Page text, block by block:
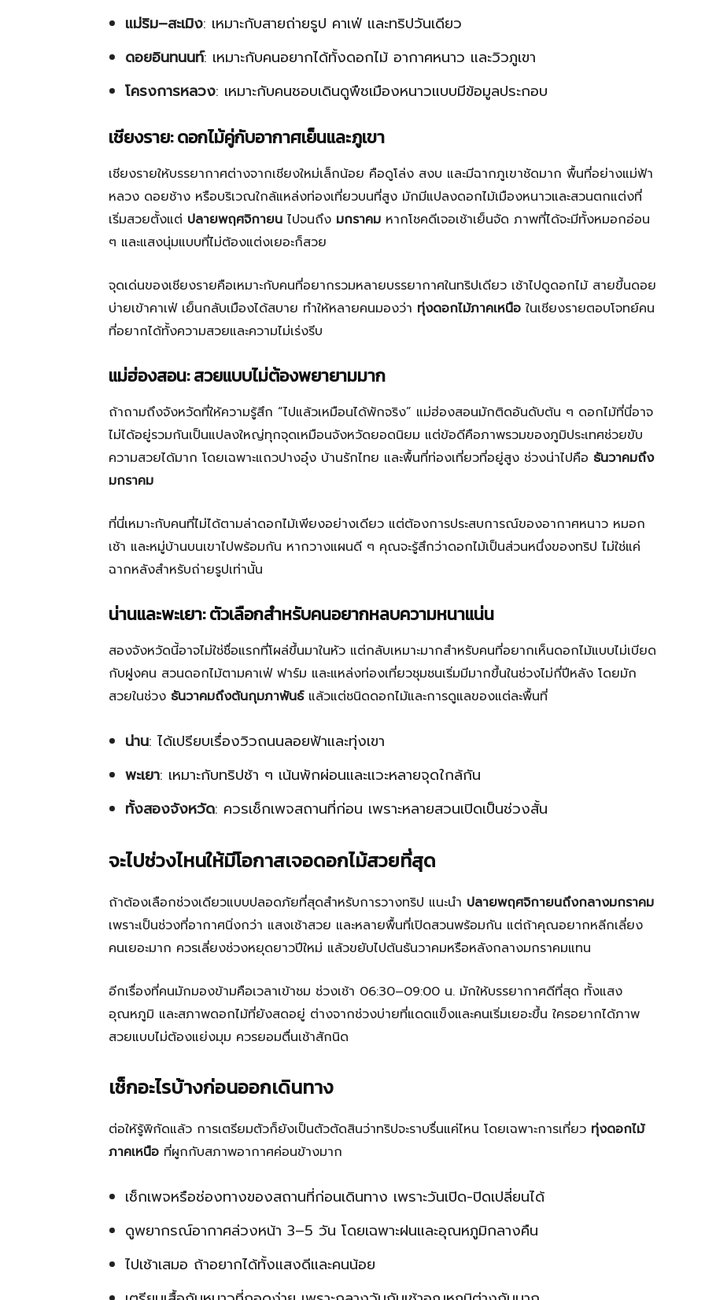
แม่ริม–สะเมิง: เหมาะกับสายถ่ายรูป คาเฟ่ และทริปวันเดียว
ดอยอินทนนท์: เหมาะกับคนอยากได้ทั้งดอกไม้ อากาศหนาว และวิวภูเขา
โครงการหลวง: เหมาะกับคนชอบเดินดูพืชเมืองหนาวแบบมีข้อมูลประกอบ
เชียงราย: ดอกไม้คู่กับอากาศเย็นและภูเขา
เชียงรายให้บรรยากาศต่างจากเชียงใหม่เล็กน้อย คือดูโล่ง สงบ และมีฉากภูเขาชัดมาก พื้นที่อย่างแม่ฟ้า
หลวง ดอยช้าง หรือบริเวณใกล้แหล่งท่องเที่ยวบนที่สูง มักมีแปลงดอกไม้เมืองหนาวและสวนตกแต่งที่
เริ่มสวยตั้งแต่ ปลายพฤศจิกายน ไปจนถึง มกราคม หากโชคดีเจอเช้าเย็นจัด ภาพที่ได้จะมีทั้งหมอกอ่อน
ๆ และแสงนุ่มแบบที่ไม่ต้องแต่งเยอะก็สวย
จุดเด่นของเชียงรายคือเหมาะกับคนที่อยากรวมหลายบรรยากาศในทริปเดียว เช้าไปดูดอกไม้ สายขึ้นดอย
บ่ายเข้าคาเฟ่ เย็นกลับเมืองได้สบาย ทำให้หลายคนมองว่า ทุ่งดอกไม้ภาคเหนือ ในเชียงรายตอบโจทย์คน
ที่อยากได้ทั้งความสวยและความไม่เร่งรีบ
แม่ฮ่องสอน: สวยแบบไม่ต้องพยายามมาก
ถ้าถามถึงจังหวัดที่ให้ความรู้สึก “ไปแล้วเหมือนได้พักจริง” แม่ฮ่องสอนมักติดอันดับต้น ๆ ดอกไม้ที่นี่อาจ
ไม่ได้อยู่รวมกันเป็นแปลงใหญ่ทุกจุดเหมือนจังหวัดยอดนิยม แต่ข้อดีคือภาพรวมของภูมิประเทศช่วยขับ
ความสวยได้มาก โดยเฉพาะแถวปางอุ๋ง บ้านรักไทย และพื้นที่ท่องเที่ยวที่อยู่สูง ช่วงน่าไปคือ ธันวาคมถึง
มกราคม
ที่นี่เหมาะกับคนที่ไม่ได้ตามล่าดอกไม้เพียงอย่างเดียว แต่ต้องการประสบการณ์ของอากาศหนาว หมอก
เช้า และหมู่บ้านบนเขาไปพร้อมกัน หากวางแผนดี ๆ คุณจะรู้สึกว่าดอกไม้เป็นส่วนหนึ่งของทริป ไม่ใช่แค่
ฉากหลังสำหรับถ่ายรูปเท่านั้น
น่านและพะเยา: ตัวเลือกสำหรับคนอยากหลบความหนาแน่น
สองจังหวัดนี้อาจไม่ใช่ชื่อแรกที่โผล่ขึ้นมาในหัว แต่กลับเหมาะมากสำหรับคนที่อยากเห็นดอกไม้แบบไม่เบียด
กับฝูงคน สวนดอกไม้ตามคาเฟ่ ฟาร์ม และแหล่งท่องเที่ยวชุมชนเริ่มมีมากขึ้นในช่วงไม่กี่ปีหลัง โดยมัก
สวยในช่วง ธันวาคมถึงต้นกุมภาพันธ์แล้วแต่ชนิดดอกไม้และการดูแลของแต่ละพื้นที่
น่าน: ได้เปรียบเรื่องวิวถนนลอยฟ้าและทุ่งเขา
พะเยา: เหมาะกับทริปช้า ๆ เน้นพักผ่อนและแวะหลายจุดใกล้กัน
ทั้งสองจังหวัด: ควรเช็กเพจสถานที่ก่อน เพราะหลายสวนเปิดเป็นช่วงสั้น
จะไปช่วงไหนให้มีโอกาสเจอดอกไม้สวยที่สุด
ถ้าต้องเลือกช่วงเดียวแบบปลอดภัยที่สุดสำหรับการวางทริป แนะนำ ปลายพฤศจิกายนถึงกลางมกราคม
เพราะเป็นช่วงที่อากาศนิ่งกว่า แสงเช้าสวย และหลายพื้นที่เปิดสวนพร้อมกัน แต่ถ้าคุณอยากหลีกเลี่ยง
คนเยอะมาก ควรเลี่ยงช่วงหยุดยาวปีใหม่ แล้วขยับไปต้นธันวาคมหรือหลังกลางมกราคมแทน
อีกเรื่องที่คนมักมองข้ามคือเวลาเข้าชม ช่วงเช้า 06:30–09:00 น. มักให้บรรยากาศดีที่สุด ทั้งแสง
อุณหภูมิ และสภาพดอกไม้ที่ยังสดอยู่ ต่างจากช่วงบ่ายที่แดดแข็งและคนเริ่มเยอะขึ้น ใครอยากได้ภาพ
สวยแบบไม่ต้องแย่งมุม ควรยอมตื่นเช้าสักนิด
เช็กอะไรบ้างก่อนออกเดินทาง
ต่อให้รู้พิกัดแล้ว การเตรียมตัวก็ยังเป็นตัวตัดสินว่าทริปจะราบรื่นแค่ไหน โดยเฉพาะการเที่ยว ทุ่งดอกไม้
ภาคเหนือ ที่ผูกกับสภาพอากาศค่อนข้างมาก
เช็กเพจหรือช่องทางของสถานที่ก่อนเดินทาง เพราะวันเปิด-ปิดเปลี่ยนได้
ดูพยากรณ์อากาศล่วงหน้า 3–5 วัน โดยเฉพาะฝนและอุณหภูมิกลางคืน
ไปเช้าเสมอ ถ้าอยากได้ทั้งแสงดีและคนน้อย